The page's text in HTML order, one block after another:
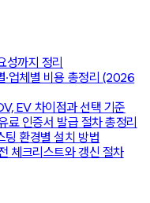
성까지 정리
·업체별 비용 총정리 (2026
EV 차이점과 선택 기준
료 인증서 발급 절차 총정리
팅 환경별 설치 방법
체크리스트와 갱신 절차